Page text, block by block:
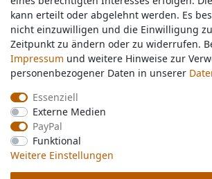
Wünschen Sie einen Rückruf?
service@nawajo.de
Schreiben Sie uns:
service@nawajo.de
Durchschnittliche Bewertung von
Bewertungsgrundlage des Anbieters: 5 Verkaufs-
kann erteilt oder abgelehnt werden. Es
nicht einzuwilligen und die Einwilligung
Zeitpunkt zu ändern oder zu widerrufen.
Impressum und weitere Hinweise zur
personenbezogener Daten in unserer
Essenziell
Externe Medien
PayPal
Funktional
Weitere Einstellungen
kann erteilt oder abgelehnt werden. Es
nicht einzuwilligen und die Einwilligung
Zeitpunkt zu ändern oder zu widerrufen.
Impressum und weitere Hinweise zur
personenbezogener Daten in unserer
Essenziell
Externe Medien
PayPal
Funktional
Weitere Einstellungen